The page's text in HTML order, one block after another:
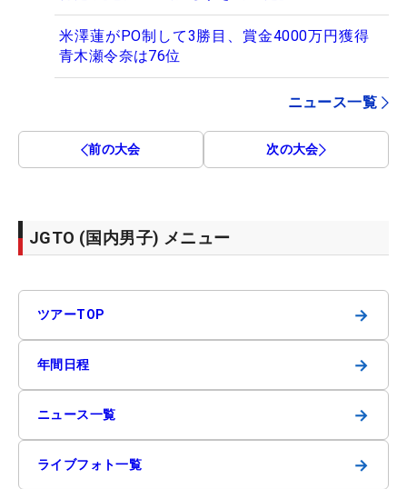
米澤蓮がPO制して3勝目、賞金4000万円獲得
青木瀬令奈は76位
ニュース一覧
前の大会 次の大会
JGTO (国内男子) メニュー
ツアーTOP →
年間日程 →
ニュース一覧 →
ライブフォト一覧 →